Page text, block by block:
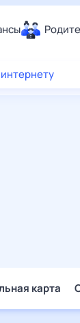
Еда
карта